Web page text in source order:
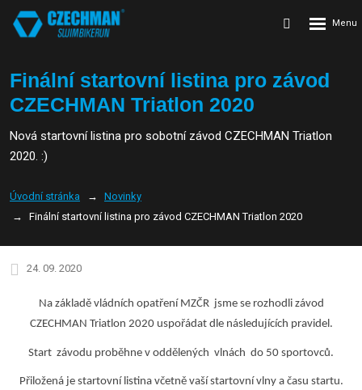
Vyhledávání
Rozbalení
Finální startovní listina pro závod
CZECHMAN Triatlon 2020
Nová startovní listina pro sobotní závod CZECHMAN Triatlon
2020. :)
Úvodní stránka
Novinky
Finální startovní listina pro závod CZECHMAN Triatlon 2020
24. 09. 2020
Na základě vládních opatření MZČR jsme se rozhodli závod
CZECHMAN Triatlon 2020 uspořádat dle následujících pravidel.
Start závodu proběhne v oddělených vlnách do 50 sportovců.
Přiložená je startovní listina včetně vaší startovní vlny a času startu.